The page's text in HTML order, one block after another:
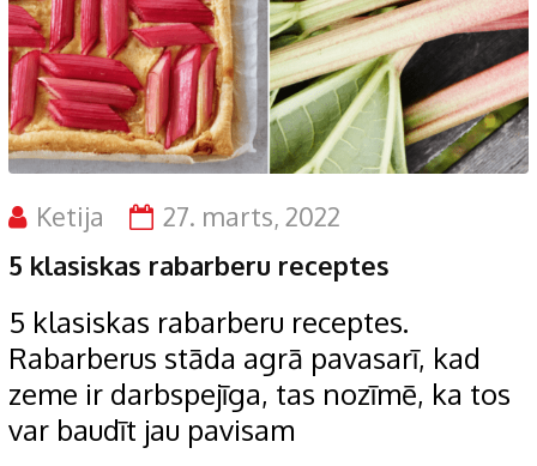
Ketija 27. marts, 2022
5 klasiskas rabarberu receptes
5 klasiskas rabarberu receptes.
Rabarberus stāda agrā pavasarī, kad
zeme ir darbspejīga, tas nozīmē, ka tos
var baudīt jau pavisam